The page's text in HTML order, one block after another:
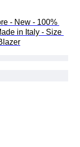
- New - 100%
in Italy - Size